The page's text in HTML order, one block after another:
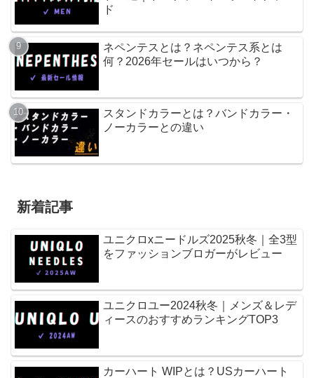
ド
ネペンテスとは？ネペンテス系とは
何？2026年セールはいつから？
スタンドカラーとは？バンドカラー・
ノーカラーとの違い
新着記事
ユニクロxニードルズ2025秋冬｜全3型
をファッションブロガーがレビュー
ユニクロユー2024秋冬｜メンズ＆レデ
ィースのおすすめランキングTOP3
カーハート WIPとは？USカーハート